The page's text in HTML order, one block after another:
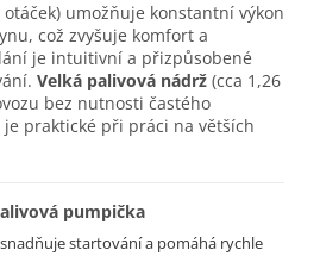
umožňuje konstantní výkon
což zvyšuje komfort a
je intuitivní a přizpůsobené
Velká palivová nádrž (cca 1,26
bez nutnosti častého
praktické při práci na větších
pumpička
startování a pomáhá rychle